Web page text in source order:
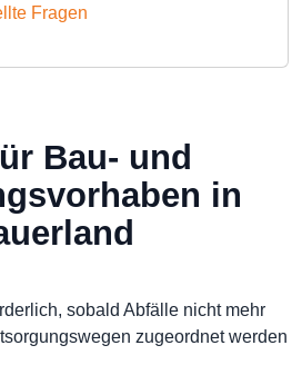
Fragen
Bau- und
in
sobald Abfälle nicht mehr
zugeordnet werden